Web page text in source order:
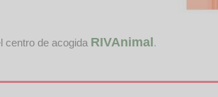
centro de acogida RIVAnimal .